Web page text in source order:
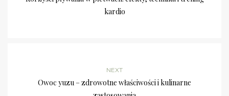
kardio
NEXT
Owoc yuzu – zdrowotne właściwości i kulinarne